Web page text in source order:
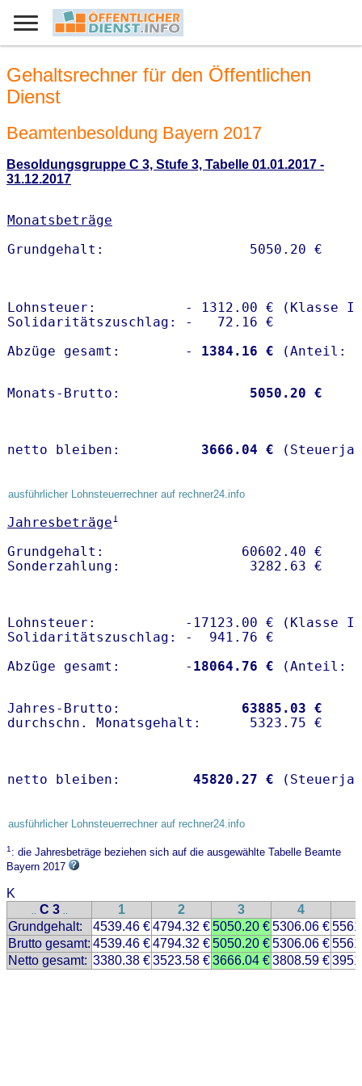
Gehaltsrechner für den Öffentlichen
Dienst
Beamtenbesoldung Bayern 2017
Besoldungsgruppe C 3, Stufe 3, Tabelle 01.01.2017 -
31.12.2017
Monatsbeträge
Lohnsteuer:           - 1312.00 € (Klasse I)
Solidaritätszuschlag: -   72.16 €
Abzüge gesamt:        -
1384.16 €
Monats-Brutto: 5050.20 €
netto bleiben: 3666.04 €
ausführlicher Lohnsteuerrechner auf rechner24.info
Jahresbeträge1
Grundgehalt:                 60602.40 €
Lohnsteuer:           -17123.00 € (Klasse I)
Solidaritätszuschlag: -  941.76 €
Abzüge gesamt:        - 18064.76 €
Jahres-Brutto: 63885.03 €
netto bleiben: 45820.27 €
ausführlicher Lohnsteuerrechner auf rechner24.info
1: die Jahresbeträge beziehen sich auf die ausgewählte Tabelle Beamte
Bayern 2017
K
.. C 3 .. 1 2 3 4
Grundgehalt:
4539.46 €4794.32 €5050.20 €5306.06 €
Brutto gesamt: 4539.46 €4794.32 €5050.20 €5306.06 €
Netto gesamt: 3380.38 €3523.58 €3666.04 €3808.59 €